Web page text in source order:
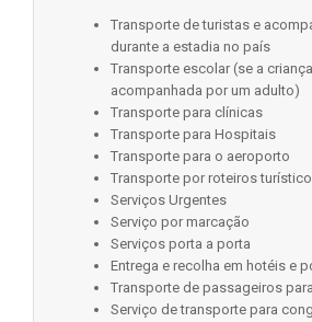
Transporte de turistas e
durante a estadia no país
Transporte escolar (se a
acompanhada por um adulto)
Transporte para clínicas
Transporte para Hospitais
Transporte para o aeroporto
Transporte por roteiros
Serviços Urgentes
Serviço por marcação
Serviços porta a porta
Entrega e recolha em hotéis e
Transporte de passageiros
Serviço de transporte para